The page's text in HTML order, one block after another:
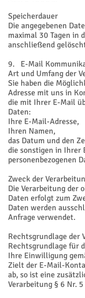
Speicherdauer
Die angegebenen
maximal 30 Tagen in
anschließend
9. E-Mail
Art und Umfang der
Sie haben die
Adresse mit uns in
die mit Ihrer E-Mail
Daten:
Ihre E-Mail-Adresse,
Ihren Namen,
das Datum und den
die sonstigen in Ihrer
personenbezogenen
Zweck der
Die Verarbeitung der
Daten erfolgt zum
Daten werden
Anfrage verwendet.
Rechtsgrundlage der
Rechtsgrundlage für
Ihre Einwilligung
Zielt der E-Mail-
ab, so ist eine
Verarbeitung § 6 Nr. 5